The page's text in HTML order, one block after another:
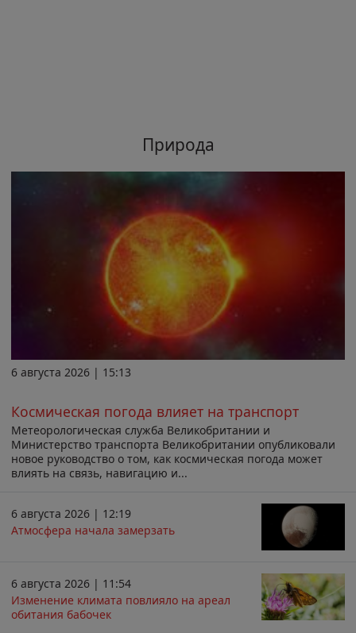
Природа
6 августа 2026 | 15:13
Космическая погода влияет на транспорт
Метеорологическая служба Великобритании и
Министерство транспорта Великобритании опубликовали
новое руководство о том, как космическая погода может
влиять на связь, навигацию и...
6 августа 2026 | 12:19
Атмосфера начала замерзать
6 августа 2026 | 11:54
Изменение климата повлияло на ареал
обитания бабочек